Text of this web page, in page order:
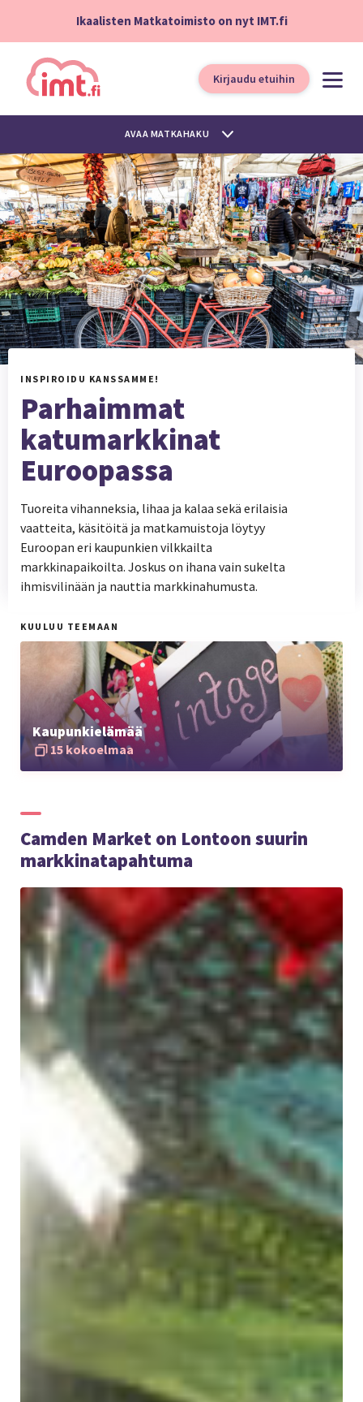
Ikaalisten Matkatoimisto on nyt IMT.fi
Kirjaudu etuihin
AVAA MATKAHAKU
INSPIROIDU KANSSAMME!
Parhaimmat
katumarkkinat
Euroopassa
Tuoreita vihanneksia, lihaa ja kalaa sekä erilaisia
vaatteita, käsitöitä ja matkamuistoja löytyy
Euroopan eri kaupunkien vilkkailta
markkinapaikoilta. Joskus on ihana vain sukelta
ihmisvilinään ja nauttia markkinahumusta.
KUULUU TEEMAAN
Kaupunkielämää
15 kokoelmaa
Camden Market on Lontoon suurin
markkinatapahtuma